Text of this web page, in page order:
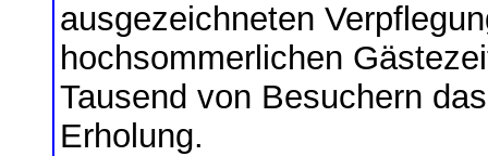
ausgezeichneten
hochsommerlichen
Tausend von Besuchern
Erholung.